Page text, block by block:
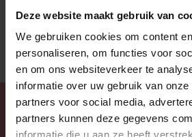
Deze website maakt gebruik van
We gebruiken cookies om content
personaliseren, om functies voor
en om ons websiteverkeer te
informatie over uw gebruik van
partners voor social media,
partners kunnen deze gegevens
NAAR